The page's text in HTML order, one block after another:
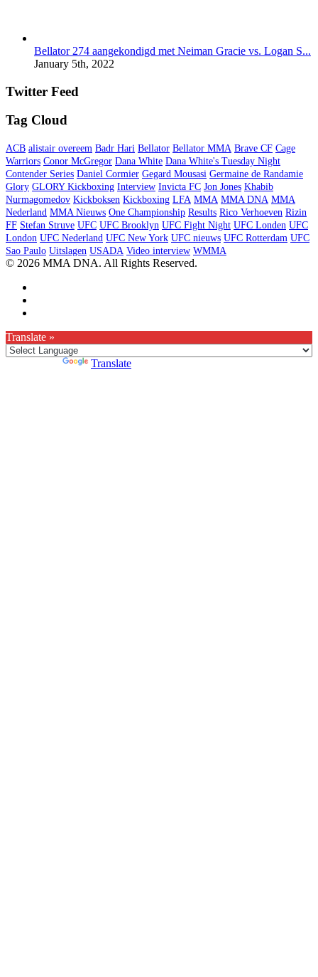
Bellator 274 aangekondigd met Neiman Gracie vs. Logan S...
January 5th, 2022
Twitter Feed
Tag Cloud
ACB alistair overeem Badr Hari Bellator Bellator MMA Brave CF Cage
Warriors Conor McGregor Dana White Dana White's Tuesday Night
Contender Series Daniel Cormier Gegard Mousasi Germaine de Randamie
Glory GLORY Kickboxing Interview Invicta FC Jon Jones Khabib
Nurmagomedov Kickboksen Kickboxing LFA MMA MMA DNA MMA
Nederland MMA Nieuws One Championship Results Rico Verhoeven Rizin
FF Stefan Struve UFC UFC Brooklyn UFC Fight Night UFC Londen UFC
London UFC Nederland UFC New York UFC nieuws UFC Rotterdam UFC
Sao Paulo Uitslagen USADA Video interview WMMA
© 2026 MMA DNA. All Rights Reserved.
Translate »
Translate